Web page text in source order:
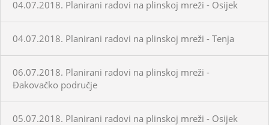
04.07.2018. Planirani radovi na plinskoj mreži - Osijek
04.07.2018. Planirani radovi na plinskoj mreži - Tenja
06.07.2018. Planirani radovi na plinskoj mreži -
Đakovačko područje
05.07.2018. Planirani radovi na plinskoj mreži - Osijek